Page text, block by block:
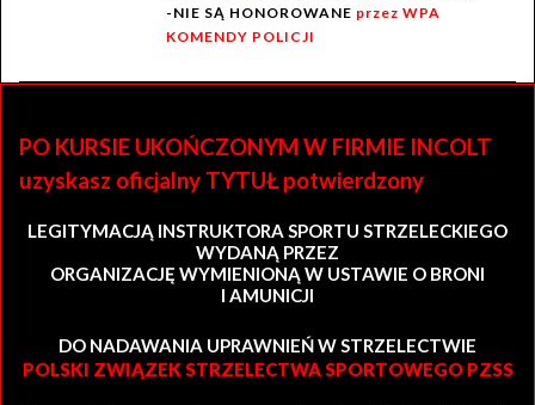
-NIE SĄ HONOROWANE przez WPA
KOMENDY POLICJI
PO KURSIE UKOŃCZONYM W FIRMIE INCOLT
uzyskasz oficjalny TYTUŁ potwierdzony
LEGITYMACJĄ INSTRUKTORA SPORTU STRZELECKIEGO
WYDANĄ PRZEZ
ORGANIZACJĘ WYMIENIONĄ W USTAWIE O BRONI
I AMUNICJI
DO NADAWANIA UPRAWNIEŃ W STRZELECTWIE
POLSKI ZWIĄZEK STRZELECTWA SPORTOWEGO PZSS